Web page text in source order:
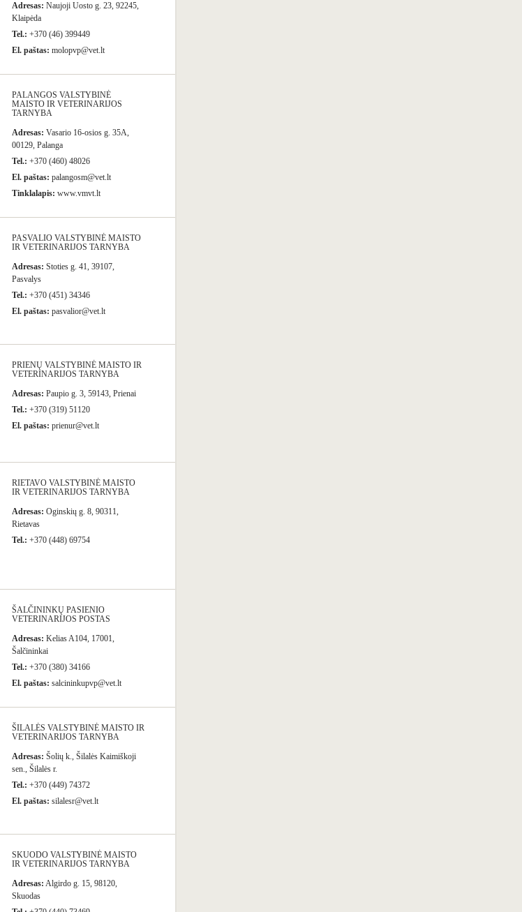
Adresas: Naujoji Uosto g. 23, 92245,
Klaipėda
Tel.: +370 (46) 399449
El. paštas: molopvp@vet.lt
PALANGOS VALSTYBINĖ
MAISTO IR VETERINARIJOS
TARNYBA
Adresas: Vasario 16-osios g. 35A,
00129, Palanga
Tel.: +370 (460) 48026
El. paštas: palangosm@vet.lt
Tinklalapis: www.vmvt.lt
PASVALIO VALSTYBINĖ MAISTO
IR VETERINARIJOS TARNYBA
Adresas: Stoties g. 41, 39107,
Pasvalys
Tel.: +370 (451) 34346
El. paštas: pasvalior@vet.lt
PRIENŲ VALSTYBINĖ MAISTO IR
VETERINARIJOS TARNYBA
Adresas: Paupio g. 3, 59143, Prienai
Tel.: +370 (319) 51120
El. paštas: prienur@vet.lt
RIETAVO VALSTYBINĖ MAISTO
IR VETERINARIJOS TARNYBA
Adresas: Oginskių g. 8, 90311,
Rietavas
Tel.: +370 (448) 69754
ŠALČININKŲ PASIENIO
VETERINARIJOS POSTAS
Adresas: Kelias A104, 17001,
Šalčininkai
Tel.: +370 (380) 34166
El. paštas: salcininkupvp@vet.lt
ŠILALĖS VALSTYBINĖ MAISTO IR
VETERINARIJOS TARNYBA
Adresas: Šolių k., Šilalės Kaimiškoji
sen., Šilalės r.
Tel.: +370 (449) 74372
El. paštas: silalesr@vet.lt
SKUODO VALSTYBINĖ MAISTO
IR VETERINARIJOS TARNYBA
Adresas: Algirdo g. 15, 98120,
Skuodas